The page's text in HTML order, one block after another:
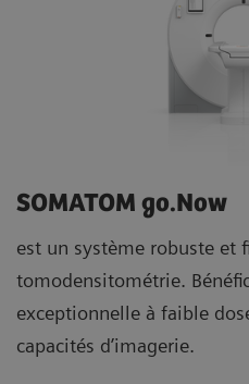
SOMATOM go.Now
est un système robuste et
tomodensitométrie.
exceptionnelle à faible
capacités d’imagerie.